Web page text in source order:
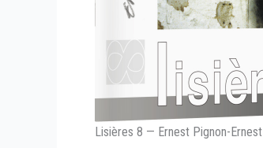
Lisières 8 — Ernest Pignon-Ernest